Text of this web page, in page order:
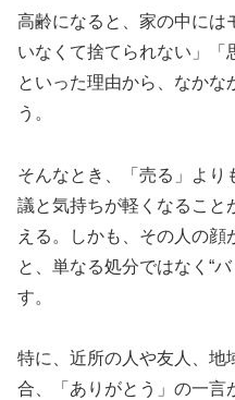
高齢になると、家の中には
いなくて捨てられない」「
といった理由から、なかな
う。
そんなとき、「売る」より
議と気持ちが軽くなること
える。しかも、その人の顔
と、単なる処分ではなく“
す。
特に、近所の人や友人、地
合、「ありがとう」の一言